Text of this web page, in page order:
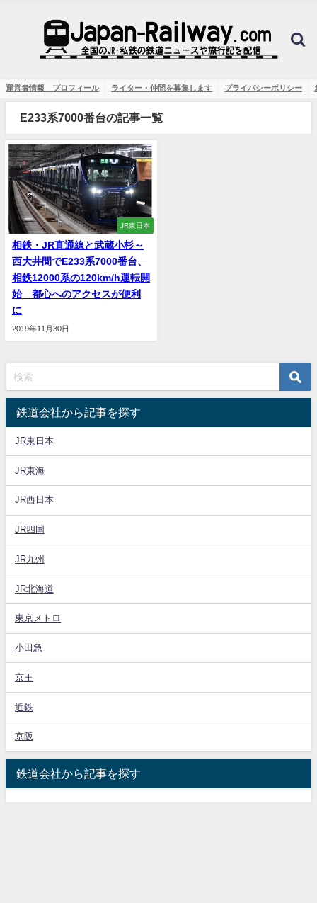
運営者情報 プロフィール ライター・仲間を募集します プライバシーポリシー
E233系7000番台の記事一覧
JR東日本
相鉄・JR直通線と武蔵小杉～
西大井間でE233系7000番台、
相鉄12000系の120km/h運転開
始 都心へのアクセスが便利
に
2019年11月30日
鉄道会社から記事を探す
JR東日本
JR東海
JR西日本
JR四国
JR九州
JR北海道
東京メトロ
小田急
京王
近鉄
京阪
鉄道会社から記事を探す